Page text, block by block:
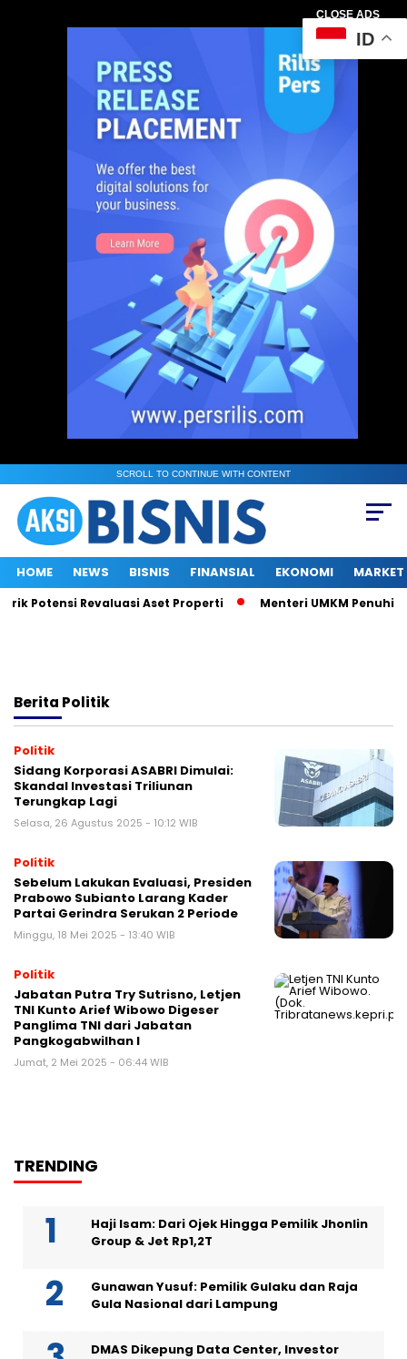
CLOSE ADS
SCROLL TO CONTINUE WITH CONTENT
HOME NEWS BISNIS FINANSIAL EKONOMI MARKET
Potensi Revaluasi Aset Properti Menteri UMKM Penuhi
Berita Politik
Politik
Sidang Korporasi ASABRI Dimulai:
Skandal Investasi Triliunan
Terungkap Lagi
Selasa, 26 Agustus 2025 - 10:12 WIB
Politik
Sebelum Lakukan Evaluasi, Presiden
Prabowo Subianto Larang Kader
Partai Gerindra Serukan 2 Periode
Minggu, 18 Mei 2025 - 13:40 WIB
Politik
Jabatan Putra Try Sutrisno, Letjen
TNI Kunto Arief Wibowo Digeser
Panglima TNI dari Jabatan
Pangkogabwilhan I
Jumat, 2 Mei 2025 - 06:44 WIB
TRENDING
Haji Isam: Dari Ojek Hingga Pemilik Jhonlin
Group & Jet Rp1,2T
Gunawan Yusuf: Pemilik Gulaku dan Raja
Gula Nasional dari Lampung
DMAS Dikepung Data Center, Investor
ID